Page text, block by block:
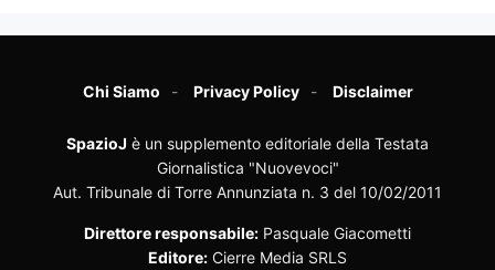
Chi Siamo Privacy Policy Disclaimer
SpazioJ è un supplemento editoriale della Testata
Giornalistica "Nuovevoci"
Aut. Tribunale di Torre Annunziata n. 3 del 10/02/2011
Direttore responsabile: Pasquale Giacometti
Editore: Cierre Media SRLS